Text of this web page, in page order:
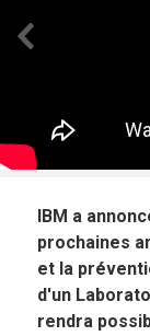
Panneau
IBM a
prochaines
et la
d'un
rendra